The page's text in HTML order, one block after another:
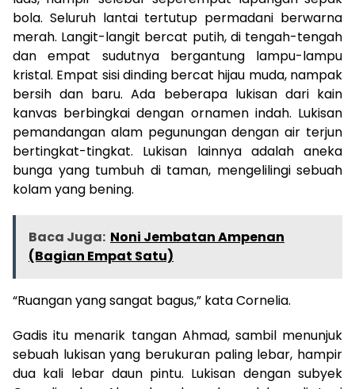
bola. Seluruh lantai tertutup permadani berwarna
merah. Langit-langit bercat putih, di tengah-tengah
dan empat sudutnya bergantung lampu-lampu
kristal. Empat sisi dinding bercat hijau muda, nampak
bersih dan baru. Ada beberapa lukisan dari kain
kanvas berbingkai dengan ornamen indah. Lukisan
pemandangan alam pegunungan dengan air terjun
bertingkat-tingkat. Lukisan lainnya adalah aneka
bunga yang tumbuh di taman, mengelilingi sebuah
kolam yang bening.
Baca Juga: Noni Jembatan Ampenan
(Bagian Empat Satu)
“Ruangan yang sangat bagus,” kata Cornelia.
Gadis itu menarik tangan Ahmad, sambil menunjuk
sebuah lukisan yang berukuran paling lebar, hampir
dua kali lebar daun pintu. Lukisan dengan subyek